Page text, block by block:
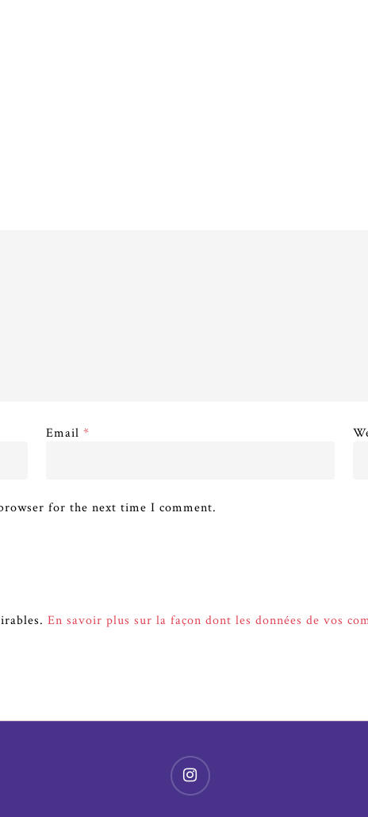
Email *
for the next time I comment.
En savoir plus sur la façon dont les données de vos